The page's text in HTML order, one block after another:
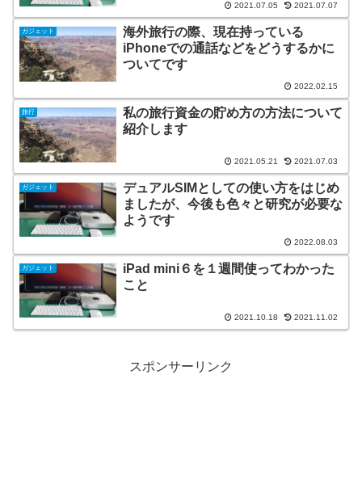
2021.07.05 2021.07.07
ガジェット
海外旅行の際、現在持っている
iPhoneでの通話などをどうするかに
ついてです
2022.02.15
旅行
私の旅行資金の貯め方の方法について
紹介します
2021.05.21 2021.07.03
ガジェット
デュアルSIMとしての使い方をはじめ
ましたが、今後も色々と研究が必要な
ようです
2022.08.03
ガジェット
iPad mini６を１週間使ってわかった
こと
2021.10.18 2021.11.02
スポンサーリンク